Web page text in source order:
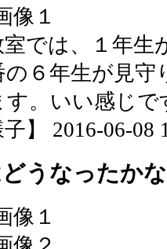
室では、１年
の６年生が見
す。いい感じで
子】 2016-06-08
うなったかな